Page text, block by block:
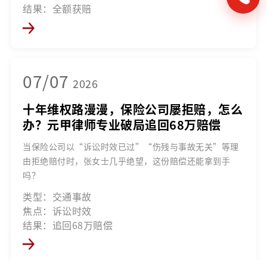
结果：全额获赔
07/07 2026
十年维权路漫漫，保险公司屡拒赔，怎么
办？元甲律师专业破局追回68万赔偿
当保险公司以“诉讼时效已过”“伤残与事故无关”等理
由拒绝赔付时，张女士几乎绝望，这份赔偿还能拿到手
吗？
类型：交通事故
焦点：诉讼时效
结果：追回68万赔偿